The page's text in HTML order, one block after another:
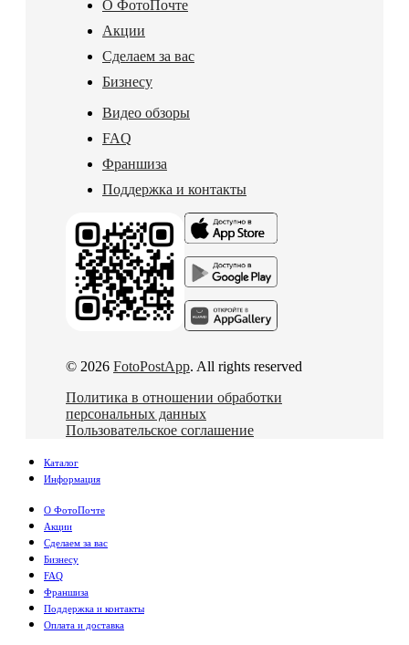
О ФотоПочте
Акции
Сделаем за вас
Бизнесу
Видео обзоры
FAQ
Франшиза
Поддержка и контакты
© 2026 FotoPostApp. All rights reserved
Политика в отношении обработки
персональных данных
Пользовательское соглашение
Каталог
Информация
О ФотоПочте
Акции
Сделаем за вас
Бизнесу
FAQ
Франшиза
Поддержка и контакты
Оплата и доставка